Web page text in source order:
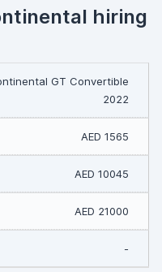
hiring
GT Convertible
2022
AED 1565
AED 10045
AED 21000
-